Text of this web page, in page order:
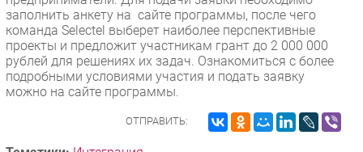
заполнить анкету на сайте программы, после чего
команда Selectel выберет наиболее перспективные
проекты и предложит участникам грант до 2 000 000
рублей для решениях их задач. Ознакомиться с более
подробными условиями участия и подать заявку
можно на сайте программы.
ОТПРАВИТЬ: